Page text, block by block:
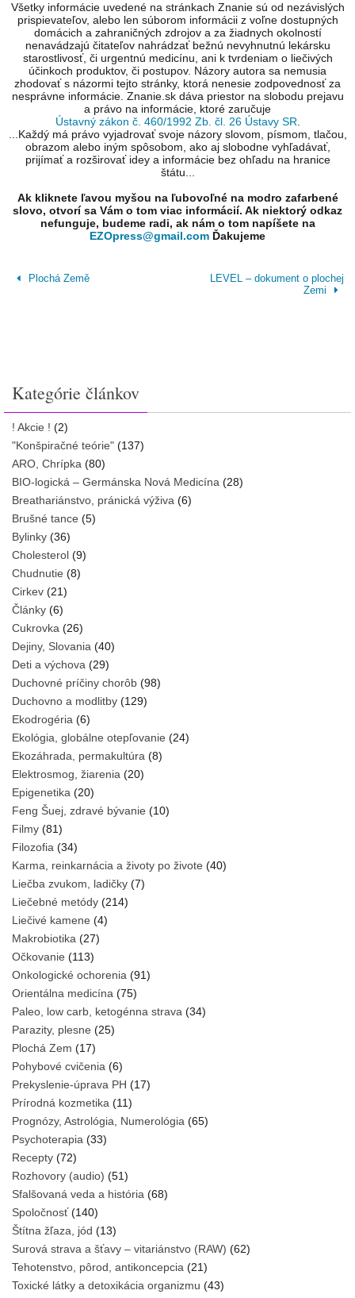
Všetky informácie uvedené na stránkach Znanie sú od nezávislých
prispievateľov, alebo len súborom informácii z voľne dostupných
domácich a zahraničných zdrojov a za žiadnych okolností
nenavádzajú čitateľov nahrádzať bežnú nevyhnutnú lekársku
starostlivosť, či urgentnú medicínu, ani k tvrdeniam o liečivých
účinkoch produktov, či postupov. Názory autora sa nemusia
zhodovať s názormi tejto stránky, ktorá nenesie zodpovednosť za
nesprávne informácie. Znanie.sk dáva priestor na slobodu prejavu
a právo na informácie, ktoré zaručuje
Ústavný zákon č. 460/1992 Zb. čl. 26 Ústavy SR.
...Každý má právo vyjadrovať svoje názory slovom, písmom, tlačou,
obrazom alebo iným spôsobom, ako aj slobodne vyhľadávať,
prijímať a rozširovať idey a informácie bez ohľadu na hranice
štátu...
Ak kliknete ľavou myšou na ľubovoľné na modro zafarbené
slovo, otvorí sa Vám o tom viac informácií. Ak niektorý odkaz
nefunguje, budeme radi, ak nám o tom napíšete na
EZOpress@gmail.com Ďakujeme
Plochá Země
LEVEL – dokument o plochej
Zemi
Kategórie článkov
! Akcie ! (2)
"Konšpiračné teórie" (137)
ARO, Chrípka (80)
BIO-logická – Germánska Nová Medicína (28)
Breathariánstvo, pránická výživa (6)
Brušné tance (5)
Bylinky (36)
Cholesterol (9)
Chudnutie (8)
Cirkev (21)
Články (6)
Cukrovka (26)
Dejiny, Slovania (40)
Deti a výchova (29)
Duchovné príčiny chorôb (98)
Duchovno a modlitby (129)
Ekodrogéria (6)
Ekológia, globálne otepľovanie (24)
Ekozáhrada, permakultúra (8)
Elektrosmog, žiarenia (20)
Epigenetika (20)
Feng Šuej, zdravé bývanie (10)
Filmy (81)
Filozofia (34)
Karma, reinkarnácia a životy po živote (40)
Liečba zvukom, ladičky (7)
Liečebné metódy (214)
Liečivé kamene (4)
Makrobiotika (27)
Očkovanie (113)
Onkologické ochorenia (91)
Orientálna medicína (75)
Paleo, low carb, ketogénna strava (34)
Parazity, plesne (25)
Plochá Zem (17)
Pohybové cvičenia (6)
Prekyslenie-úprava PH (17)
Prírodná kozmetika (11)
Prognózy, Astrológia, Numerológia (65)
Psychoterapia (33)
Recepty (72)
Rozhovory (audio) (51)
Sfalšovaná veda a história (68)
Spoločnosť(140)
Štítna žľaza, jód (13)
Surová strava a šťavy – vitariánstvo (RAW) (62)
Tehotenstvo, pôrod, antikoncepcia (21)
Toxické látky a detoxikácia organizmu (43)